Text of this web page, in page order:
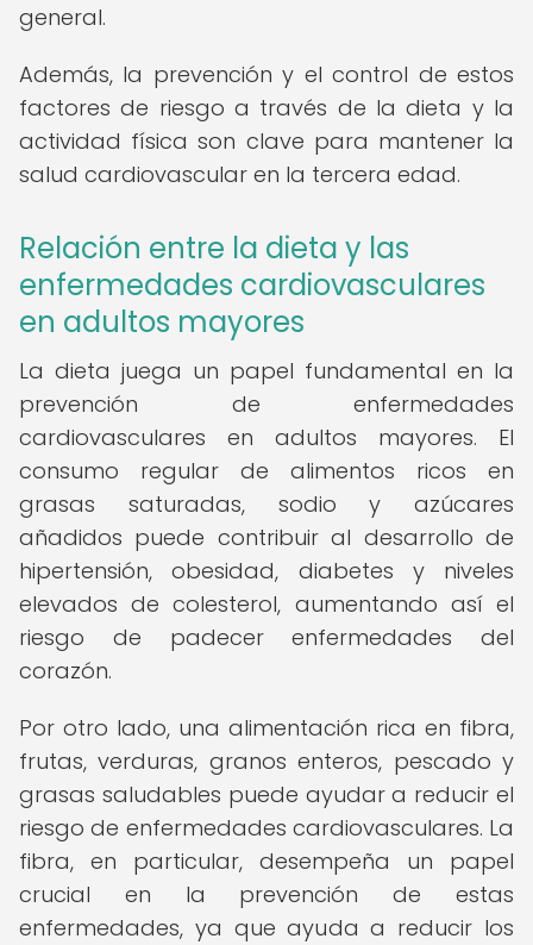
general.
Además, la prevención y el control de estos
factores de riesgo a través de la dieta y la
actividad física son clave para mantener la
salud cardiovascular en la tercera edad.
Relación entre la dieta y las
enfermedades cardiovasculares
en adultos mayores
La dieta juega un papel fundamental en la
prevención de enfermedades
cardiovasculares en adultos mayores. El
consumo regular de alimentos ricos en
grasas saturadas, sodio y azúcares
añadidos puede contribuir al desarrollo de
hipertensión, obesidad, diabetes y niveles
elevados de colesterol, aumentando así el
riesgo de padecer enfermedades del
corazón.
Por otro lado, una alimentación rica en fibra,
frutas, verduras, granos enteros, pescado y
grasas saludables puede ayudar a reducir el
riesgo de enfermedades cardiovasculares. La
fibra, en particular, desempeña un papel
crucial en la prevención de estas
enfermedades, ya que ayuda a reducir los